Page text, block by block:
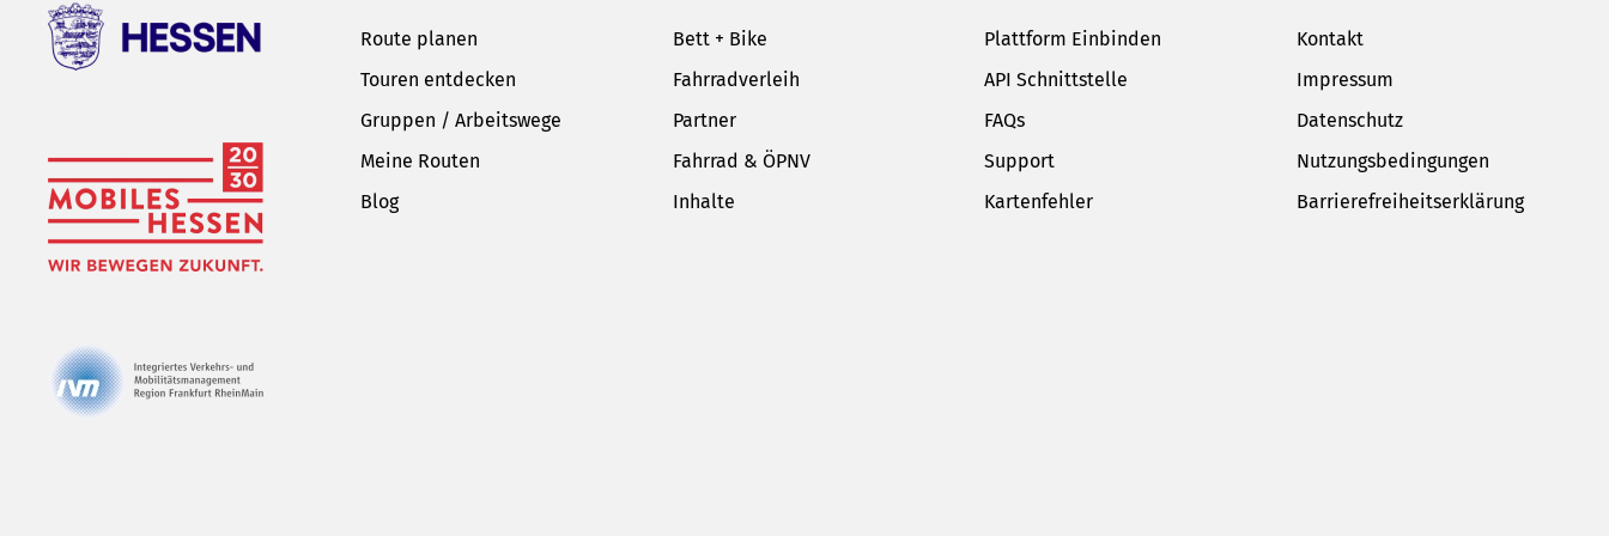
Route planen
Touren entdecken
Gruppen / Arbeitswege
Meine Routen
Blog
Bett + Bike
Fahrradverleih
Partner
Fahrrad & ÖPNV
Inhalte
Plattform Einbinden
API Schnittstelle
FAQs
Support
Kartenfehler
Kontakt
Impressum
Datenschutz
Nutzungsbedingungen
Barrierefreiheitserklärung